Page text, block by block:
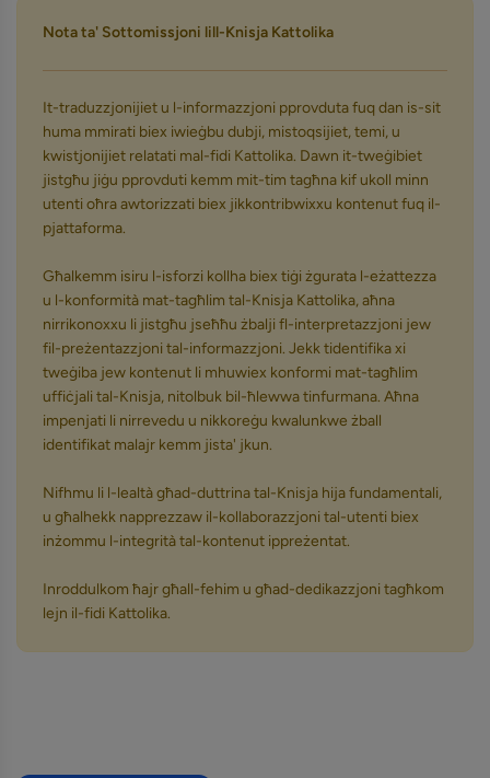
Nota ta' Sottomissjoni lill-Knisja Kattolika
It-traduzzjonijiet u l-informazzjoni pprovduta fuq dan is-sit
huma mmirati biex iwieġbu dubji, mistoqsijiet, temi, u
kwistjonijiet relatati mal-fidi Kattolika. Dawn it-tweġibiet
jistgħu jiġu pprovduti kemm mit-tim tagħna kif ukoll minn
utenti oħra awtorizzati biex jikkontribwixxu kontenut fuq il-
pjattaforma.
Għalkemm isiru l-isforzi kollha biex tiġi żgurata l-eżattezza
u l-konformità mat-tagħlim tal-Knisja Kattolika, aħna
nirrikonoxxu li jistgħu jseħħu żbalji fl-interpretazzjoni jew
fil-preżentazzjoni tal-informazzjoni. Jekk tidentifika xi
tweġiba jew kontenut li mhuwiex konformi mat-tagħlim
uffiċjali tal-Knisja, nitolbuk bil-ħlewwa tinfurmana. Aħna
impenjati li nirrevedu u nikkoreġu kwalunkwe żball
identifikat malajr kemm jista' jkun.
Nifhmu li l-lealtà għad-duttrina tal-Knisja hija fundamentali,
u għalhekk napprezzaw il-kollaborazzjoni tal-utenti biex
inżommu l-integrità tal-kontenut ippreżentat.
Inroddulkom ħajr għall-fehim u għad-dedikazzjoni tagħkom
lejn il-fidi Kattolika.